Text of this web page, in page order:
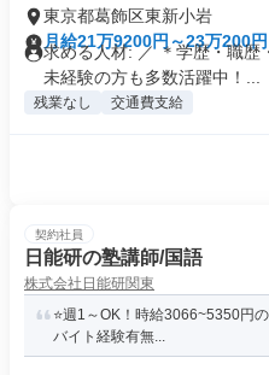
東京都葛飾区東新小岩
月給21万9200円～23万200円
求める人材: ／ ＊学歴・職歴
未経験の方も多数活躍中！...
残業なし 交通費支給
契約社員
日能研の塾講師/国語
株式会社日能研関東
⭐️週1～OK！時給3066~5350円
バイト経験有無...